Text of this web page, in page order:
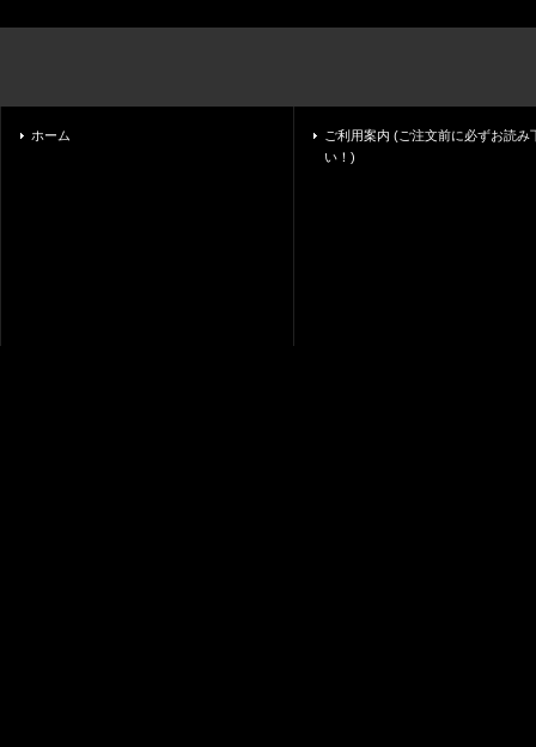
ホーム
ご利用案内 (ご注文前に必ずお読み
い！)